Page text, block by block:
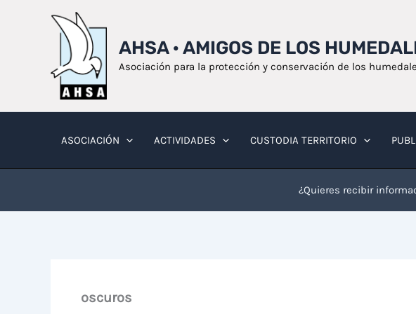
AHSA · AMIGOS DE LOS
Asociación para la protección y conservación de los
ASOCIACIÓN ACTIVIDADES CUSTODIA TERRITORIO
¿Quieres recibir
oscuros